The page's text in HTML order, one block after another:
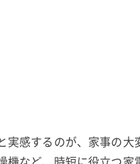
実感するのが、家事の大